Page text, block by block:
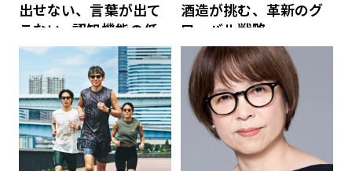
出せない、言葉が出て
こない…認知機能の低
下を救う、脳のインナ
ーケアとは
酒造が挑む、革新のグ
ローバル戦略